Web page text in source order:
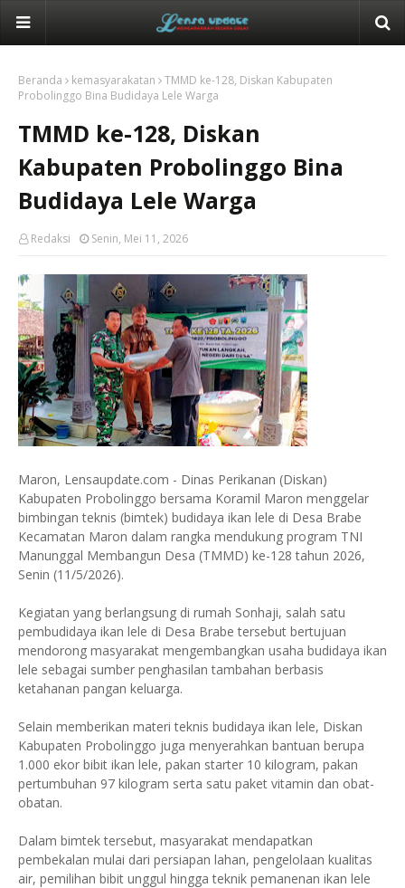
Beranda kemasyarakatan
TMMD ke-128, Diskan Kabupaten
Probolinggo Bina Budidaya Lele Warga
TMMD ke-128, Diskan
Kabupaten Probolinggo Bina
Budidaya Lele Warga
Redaksi Senin, Mei 11, 2026
Maron, Lensaupdate.com - Dinas Perikanan (Diskan)
Kabupaten Probolinggo bersama Koramil Maron menggelar
bimbingan teknis (bimtek) budidaya ikan lele di Desa Brabe
Kecamatan Maron dalam rangka mendukung program TNI
Manunggal Membangun Desa (TMMD) ke-128 tahun 2026,
Senin (11/5/2026).
Kegiatan yang berlangsung di rumah Sonhaji, salah satu
pembudidaya ikan lele di Desa Brabe tersebut bertujuan
mendorong masyarakat mengembangkan usaha budidaya ikan
lele sebagai sumber penghasilan tambahan berbasis
ketahanan pangan keluarga.
Selain memberikan materi teknis budidaya ikan lele, Diskan
Kabupaten Probolinggo juga menyerahkan bantuan berupa
1.000 ekor bibit ikan lele, pakan starter 10 kilogram, pakan
pertumbuhan 97 kilogram serta satu paket vitamin dan obat-
obatan.
Dalam bimtek tersebut, masyarakat mendapatkan
pembekalan mulai dari persiapan lahan, pengelolaan kualitas
air, pemilihan bibit unggul hingga teknik pemanenan ikan lele